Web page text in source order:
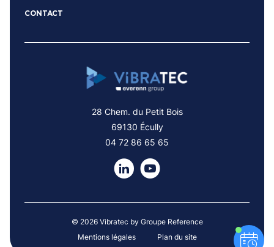
CONTACT
28 Chem. du Petit Bois
69130 Écully
04 72 86 65 65
© 2026 Vibratec by Groupe Reference
Mentions légales
Plan du site